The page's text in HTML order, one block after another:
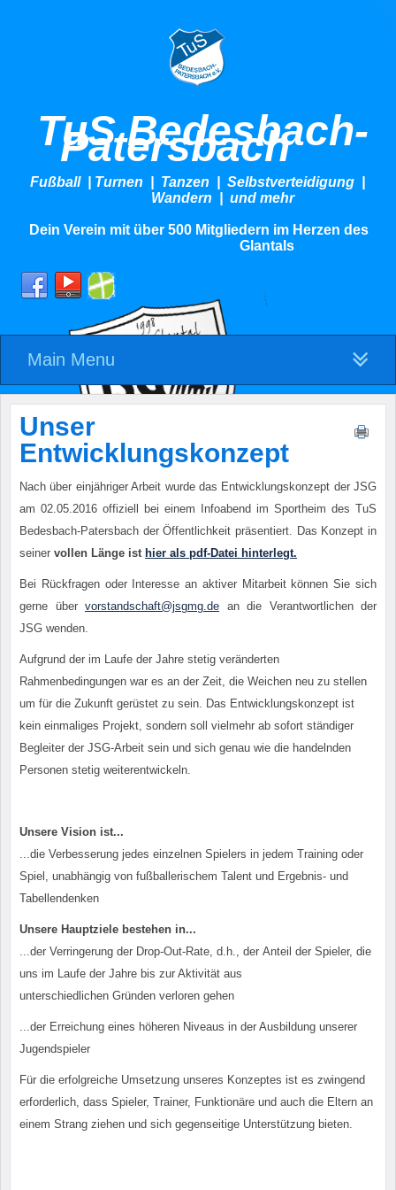
TuS Bedesbach-
Patersbach
Fußball | Turnen | Tanzen | Selbstverteidigung |
Wandern | und mehr
Dein Verein mit über 500 Mitgliedern im Herzen des
Glantals
Main Menu
Unser
Entwicklungskonzept
Nach über einjähriger Arbeit wurde das Entwicklungskonzept der JSG
am 02.05.2016 offiziell bei einem Infoabend im Sportheim des TuS
Bedesbach-Patersbach der Öffentlichkeit präsentiert. Das Konzept in
seiner vollen Länge ist hier als pdf-Datei hinterlegt.
Bei Rückfragen oder Interesse an aktiver Mitarbeit können Sie sich
gerne über vorstandschaft@jsgmg.de an die Verantwortlichen der
JSG wenden.
Aufgrund der im Laufe der Jahre stetig veränderten
Rahmenbedingungen war es an der Zeit, die Weichen neu zu stellen
um für die Zukunft gerüstet zu sein. Das Entwicklungskonzept ist
kein einmaliges Projekt, sondern soll vielmehr ab sofort ständiger
Begleiter der JSG-Arbeit sein und sich genau wie die handelnden
Personen stetig weiterentwickeln.
Unsere Vision ist...
...die Verbesserung jedes einzelnen Spielers in jedem Training oder
Spiel, unabhängig von fußballerischem Talent und Ergebnis- und
Tabellendenken
Unsere Hauptziele bestehen in...
...der Verringerung der Drop-Out-Rate, d.h., der Anteil der Spieler, die
uns im Laufe der Jahre bis zur Aktivität aus
unterschiedlichen Gründen verloren gehen
...der Erreichung eines höheren Niveaus in der Ausbildung unserer
Jugendspieler
Für die erfolgreiche Umsetzung unseres Konzeptes ist es zwingend
erforderlich, dass Spieler, Trainer, Funktionäre und auch die Eltern an
einem Strang ziehen und sich gegenseitige Unterstützung bieten.